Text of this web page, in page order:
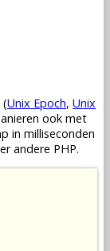
(Unix Epoch, Unix
ook met
in milliseconden
andere PHP.